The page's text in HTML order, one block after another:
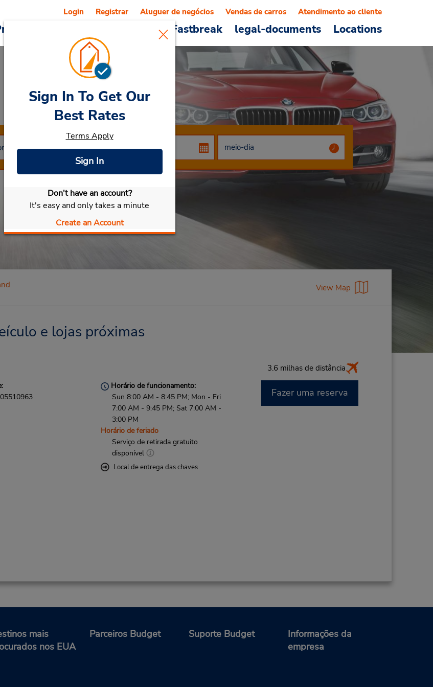
Veículos e serviços Fastbreak legal-documents Locations
Login Registrar Aluguer de negócios Vendas de carros Atendimento ao cliente
Car RentalHorley
Selecionar meu carro
Sign In To Get Our
Best Rates
Terms Apply
Sign In
Don't have an account?
It's easy and only takes a minute
Create an Account
View Map
e lojas próximas
3.6 milhas de distância
Horário de funcionamento:
Sun 8:00 AM - 8:45 PM; Mon - Fri
7:00 AM - 9:45 PM; Sat 7:00 AM -
3:00 PM
Horário de feriado
Serviço de retirada gratuito
disponível
Local de entrega das chaves
Fazer uma reserva
mais
nos EUA
Parceiros Budget Suporte Budget
Informações da
empresa